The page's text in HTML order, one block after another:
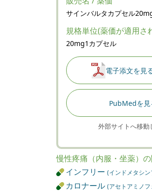
サインバルタカプセル
規格単位(薬価が適用さ
20mg1カプセル
電子添文を見る
PubMedを見
外部サイトへ移動
慢性疼痛（内服・坐薬）
インフリー(インドメタシ
カロナール(アセトアミノ